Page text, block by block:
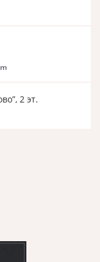
2 эт.